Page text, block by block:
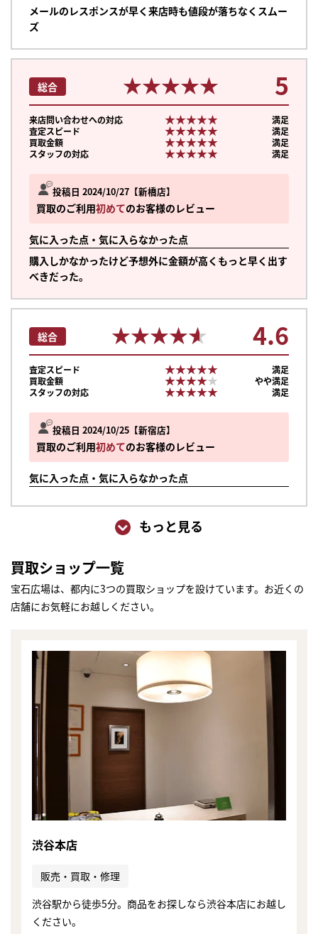
メールのレスポンスが早く来店時も値段が落ちなくスムー
ズ
投稿日 2024/10/27 新橋店
買取のご利用初めてのお客様のレビュー
気に入った点・気に入らなかった点
購入しかなかったけど予想外に金額が高くもっと早く出す
べきだった。
総合 ★★★★★
★★★★★ 5
来店問い合わせへの対応 ★★★★★
★★★★★
満足
査定スピード
★★★★★
★★★★★
満足
買取金額
★★★★★
★★★★★
満足
スタッフの対応
★★★★★
★★★★★ 満足
投稿日 2024/10/25 新宿店
買取のご利用初めてのお客様のレビュー
気に入った点・気に入らなかった点
総合 ★★★★★
★★★★★ 4.6
査定スピード ★★★★★
★★★★★
満足
買取金額
★★★★★
★★★★★
やや満足
スタッフの対応
★★★★★
★★★★★ 満足
もっと見る
買取ショップ一覧
宝石広場は、都内に3つの買取ショップを設けています。お近くの
店舗にお気軽にお越しください。
渋谷本店
販売・買取・修理
渋谷駅から徒歩5分。商品をお探しなら渋谷本店にお越し
ください。
まずは
かんたん30秒でお試し査定